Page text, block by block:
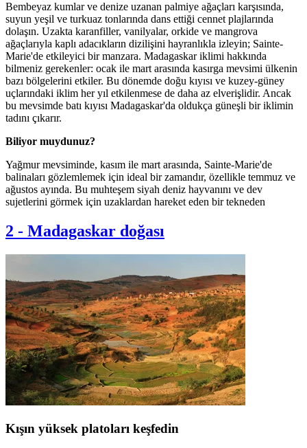
Bembeyaz kumlar ve denize uzanan palmiye ağaçları karşısında,
suyun yeşil ve turkuaz tonlarında dans ettiği cennet plajlarında
dolaşın. Uzakta karanfiller, vanilyalar, orkide ve mangrova
ağaçlarıyla kaplı adacıkların dizilişini hayranlıkla izleyin; Sainte-
Marie'de etkileyici bir manzara. Madagaskar iklimi hakkında
bilmeniz gerekenler: ocak ile mart arasında kasırga mevsimi ülkenin
bazı bölgelerini etkiler. Bu dönemde doğu kıyısı ve kuzey-güney
uçlarındaki iklim her yıl etkilenmese de daha az elverişlidir. Ancak
bu mevsimde batı kıyısı Madagaskar'da oldukça güneşli bir iklimin
tadını çıkarır.
Biliyor muydunuz?
Yağmur mevsiminde, kasım ile mart arasında, Sainte-Marie'de
balinaları gözlemlemek için ideal bir zamandır, özellikle temmuz ve
ağustos ayında. Bu muhteşem siyah deniz hayvanını ve dev
sujetlerini görmek için uzaklardan hareket eden bir tekneden
2 - Madagaskar doğası
Kışın yüksek platoları keşfedin